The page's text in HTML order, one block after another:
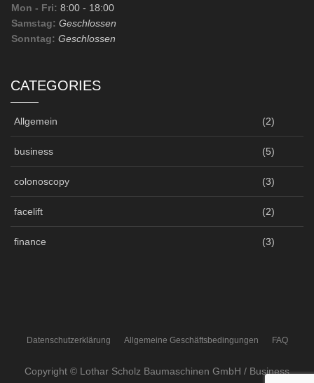
Mon - Fri: 8:00 - 18:00
Samstag: Geschlossen
Sonntag: Geschlossen
CATEGORIES
Allgemein (2)
business (5)
colonoscopy (3)
facelift (2)
finance (3)
Datenschutzerklärung Allgemeine Geschäftsbedingungen FAQ
Copyright © Lothar Scholz Baumaschinen GmbH / Business